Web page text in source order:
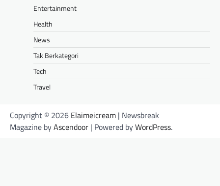
Entertainment
Health
News
Tak Berkategori
Tech
Travel
Copyright © 2026 Elaimeicream | Newsbreak
Magazine byAscendoor | Powered byWordPress.